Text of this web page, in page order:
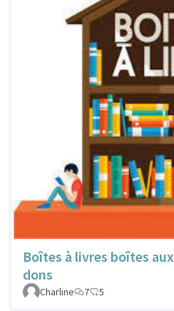
Boîtes à livres boîtes aux
dons
Charline
7 5